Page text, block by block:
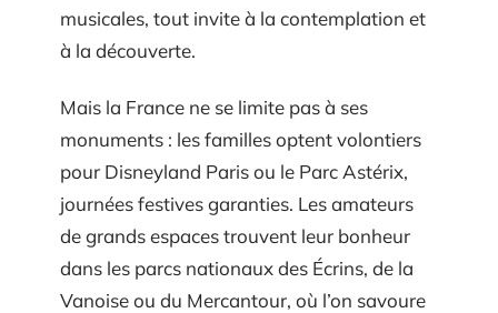
musicales, tout invite à la contemplation et
à la découverte.
Mais la France ne se limite pas à ses
monuments : les familles optent volontiers
pour Disneyland Paris ou le Parc Astérix,
journées festives garanties. Les amateurs
de grands espaces trouvent leur bonheur
dans les parcs nationaux des Écrins, de la
Vanoise ou du Mercantour, où l’on savoure